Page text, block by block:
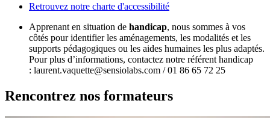
Retrouvez notre charte d'accessibilité
Apprenant en situation de handicap, nous sommes à vos
côtés pour identifier les aménagements, les modalités et les
supports pédagogiques ou les aides humaines les plus adaptés.
Pour plus d’informations, contactez notre référent handicap
: laurent.vaquette@sensiolabs.com / 01 86 65 72 25
Rencontrez nos formateurs